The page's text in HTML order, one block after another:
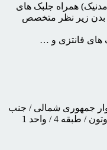
همراه جلبک های
بدن زیر نظر متخصص
های فانتزی و …
جمهوری شمالی / جنب
4 / واحد 1